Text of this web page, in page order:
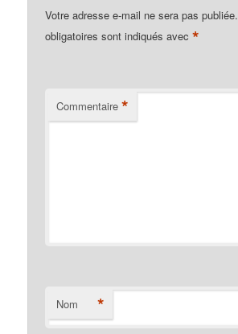
Votre adresse e-mail ne sera pas publiée.
obligatoires sont indiqués avec*
Commentaire *
Nom *